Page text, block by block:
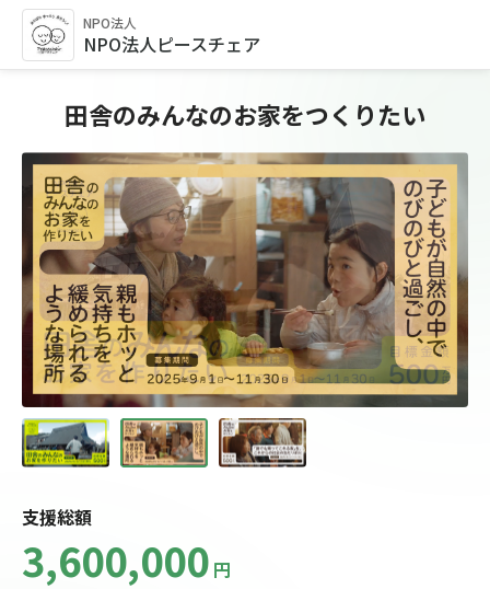
NPO法人
NPO法人ピースチェア
田舎のみんなのお家をつくりたい
支援総額
3,600,000 円